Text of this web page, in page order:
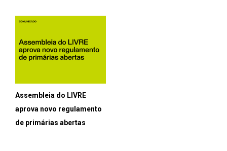
Assembleia do LIVRE
aprova novo regulamento
de primárias abertas